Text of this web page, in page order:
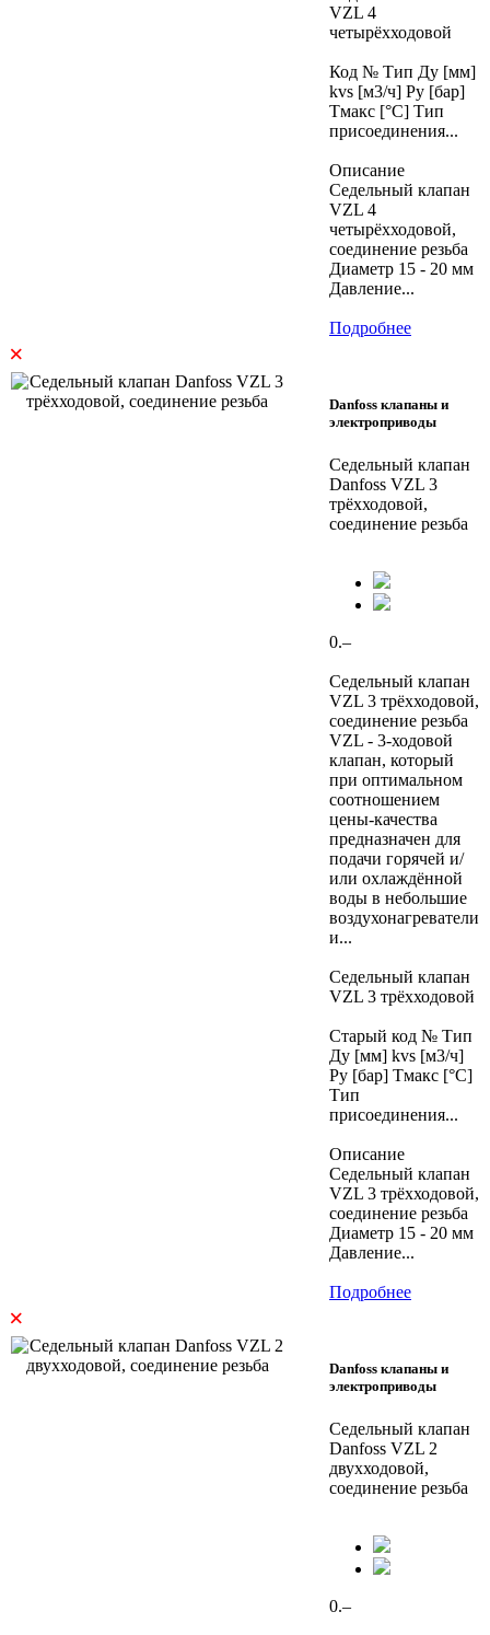
VZL 4
четырёхходовой
Код № Тип Ду [мм]
kvs [м3/ч] Ру [бар]
Тмакс [°C] Тип
присоединения...
Описание
Седельный клапан
VZL 4
четырёхходовой,
соединение резьба
Диаметр 15 - 20 мм
Давление...
Подробнее
×
Danfoss клапаны и
электроприводы
Седельный клапан
Danfoss VZL 3
трёхходовой,
соединение резьба
0.–
Седельный клапан
VZL 3 трёхходовой,
соединение резьба
VZL - 3-ходовой
клапан, который
при оптимальном
соотношением
цены-качества
предназначен для
подачи горячей и/
или охлаждённой
воды в небольшие
воздухонагреватели
и...
Седельный клапан
VZL 3 трёхходовой
Старый код № Тип
Ду [мм] kvs [м3/ч]
Ру [бар] Тмакс [°C]
Тип
присоединения...
Описание
Седельный клапан
VZL 3 трёхходовой,
соединение резьба
Диаметр 15 - 20 мм
Давление...
Подробнее
×
Danfoss клапаны и
электроприводы
Седельный клапан
Danfoss VZL 2
двухходовой,
соединение резьба
0.–